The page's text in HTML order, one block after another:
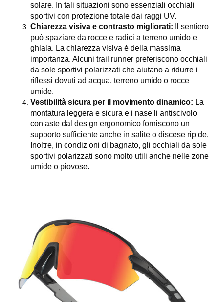
solare. In tali situazioni sono essenziali occhiali
sportivi con protezione totale dai raggi UV.
Chiarezza visiva e contrasto migliorati: Il sentiero
può spaziare da rocce e radici a terreno umido e
ghiaia. La chiarezza visiva è della massima
importanza. Alcuni trail runner preferiscono occhiali
da sole sportivi polarizzati che aiutano a ridurre i
riflessi dovuti ad acqua, terreno umido o rocce
umide.
Vestibilità sicura per il movimento dinamico: La
montatura leggera e sicura e i naselli antiscivolo
con aste dal design ergonomico forniscono un
supporto sufficiente anche in salite o discese ripide.
Inoltre, in condizioni di bagnato, gli occhiali da sole
sportivi polarizzati sono molto utili anche nelle zone
umide o piovose.